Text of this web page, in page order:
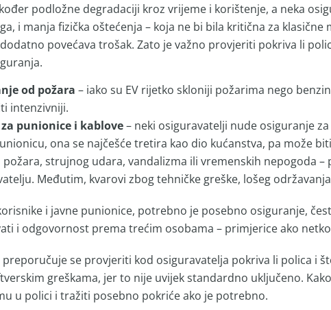
podložne degradaciji kroz vrijeme i korištenje, a neka
i manja fizička oštećenja – koja ne bi bila kritična za
povećava trošak. Zato je važno provjeriti pokriva li
od požara – iako su EV rijetko skloniji požarima nego
intenzivniji.
punionice i kablove– neki osiguravatelji nude osiguranje
ona se najčešće tretira kao dio kućanstva, pa može
strujnog udara, vandalizma ili vremenskih nepogoda
Međutim, kvarovi zbog tehničke greške, lošeg
i javne punionice, potrebno je posebno osiguranje,
i odgovornost prema trećim osobama – primjerice ako
preporučuje se provjeriti kod osiguravatelja pokriva li polica i
greškama, jer to nije uvijek standardno uključeno.
u polici i tražiti posebno pokriće ako je potrebno.